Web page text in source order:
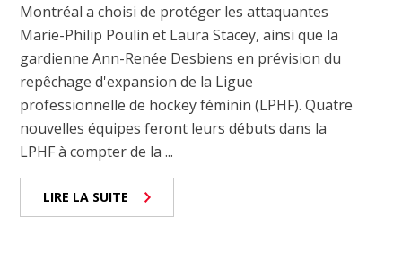
Montréal a choisi de protéger les attaquantes
Marie-Philip Poulin et Laura Stacey, ainsi que la
gardienne Ann-Renée Desbiens en prévision du
repêchage d'expansion de la Ligue
professionnelle de hockey féminin (LPHF). Quatre
nouvelles équipes feront leurs débuts dans la
LPHF à compter de la ...
LIRE LA SUITE